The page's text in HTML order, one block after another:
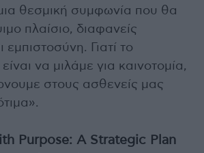
θεσμική συμφωνία που θα
πλαίσιο, διαφανείς
εμπιστοσύνη. Γιατί το
να μιλάμε για καινοτομία,
στους ασθενείς μας
Purpose: A Strategic Plan